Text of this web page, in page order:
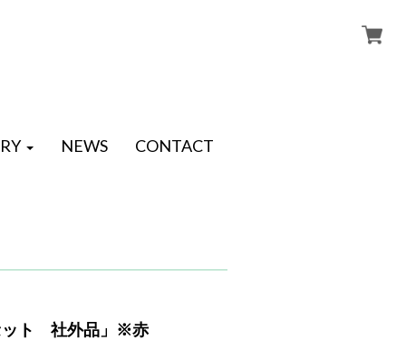
NEWS CONTACT
ット 社外品」※赤